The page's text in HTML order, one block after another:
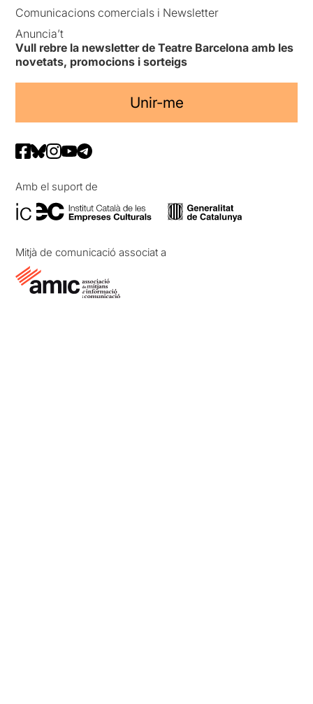
Comunicacions comercials i Newsletter
Anuncia’t
Vull rebre la newsletter de Teatre Barcelona amb les
novetats, promocions i sorteigs
Unir-me
Amb el suport de
Mitjà de comunicació associat a